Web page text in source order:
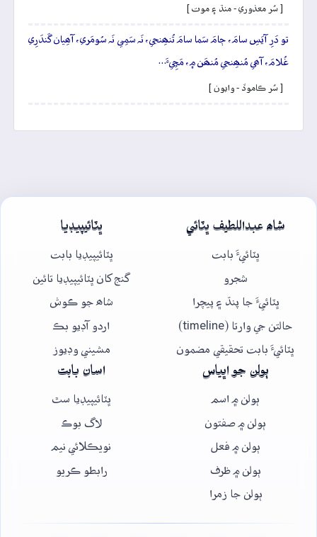
[ سُر معذوري - منڌ ۽ موت ]
تو دَرِ آيَسِ سامَ، ڄامَ سَما سامَ تُنھِنجي، نَہ سَمِي نَہ سُومَري، آھِيان گَندَرِي
غُلامَ، آھي مُنھِنجي مُنھَن ۾، مَڇِيءَ…
[ سُر ڪاموڏ - وايون ]
شاھ عبداللطيف ڀٽائي
ڀٽائيءَ بابت
شجرو
ڀٽائيءَ جا پنڌ ۽ پيچرا
حالتن جي وارتا (timeline)
ڀٽائيءَ بابت تحقيقي مضمون
ڀٽائيپيڊيا
ڀٽائيپيڊيا بابت
گنج کان ڀٽائيپيڊيا تائين
شاھ جو ڪوش
اردو آڊيو بڪ
مشيني وڊيوز
ٻولن جو اڀياس
ٻولن ۾ اسم
ٻولن ۾ صفتون
ٻولن ۾ فعل
ٻولن ۾ ظرف
ٻولن جا زمرا
اسان بابت
ڀٽائيپيڊيا سٿ
لاگ بوڪ
نويڪلائي نيم
رابطو ڪريو